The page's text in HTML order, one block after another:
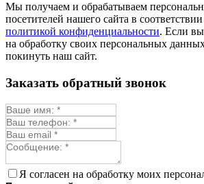
Мы получаем и обрабатываем
посетителей нашего сайта в
политикой конфиденциальности. Если вы
на обработку своих персональных
покинуть наш сайт.
Заказать обратный звонок
Я согласен на обработку моих